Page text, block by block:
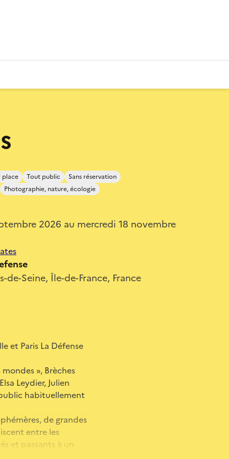
place Tout public
Sans réservation
Photographie, nature, écologie
2026 au mercredi 18 novembre
de-Seine, Île-de-France, France
et Paris La Défense
», Brèches
Leydier, Julien
habituellement
de grandes
entre les
et passants à un